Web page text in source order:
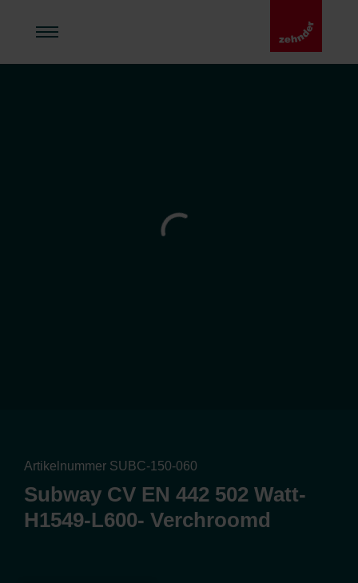
Artikelnummer SUBC-150-060
Subway CV EN 442 502 Watt-
H1549-L600- Verchroomd